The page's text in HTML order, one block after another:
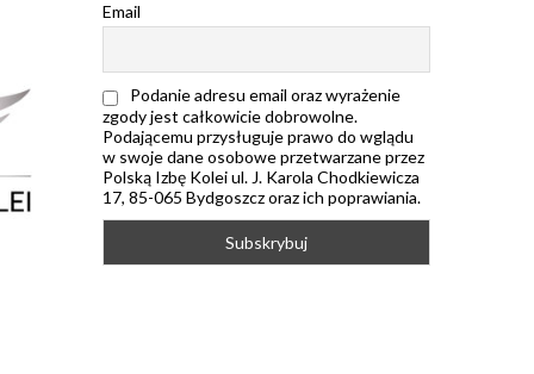
Email
Podanie adresu email oraz wyrażenie
zgody jest całkowicie dobrowolne.
Podającemu przysługuje prawo do wglądu
w swoje dane osobowe przetwarzane przez
Polską Izbę Kolei ul. J. Karola Chodkiewicza
17, 85-065 Bydgoszcz oraz ich poprawiania.